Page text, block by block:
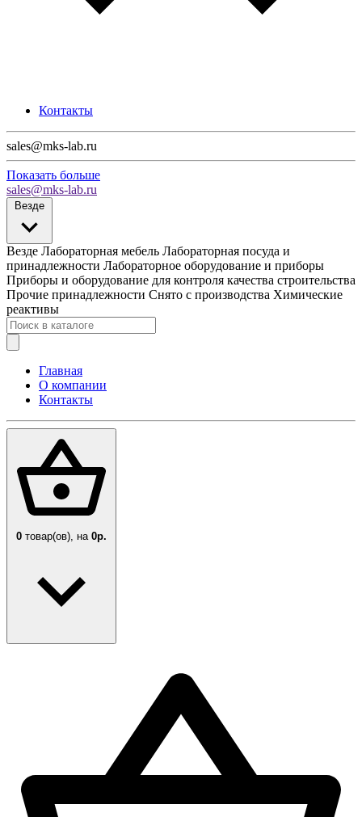
Контакты
sales@mks-lab.ru
Показать больше
sales@mks-lab.ru
Везде
Везде Лабораторная мебель Лабораторная посуда и
принадлежности Лабораторное оборудование и приборы
Приборы и оборудование для контроля качества строительства
Прочие принадлежности Снято с производства Химические
реактивы
Главная
О компании
Контакты
0 товар(ов), на 0р.